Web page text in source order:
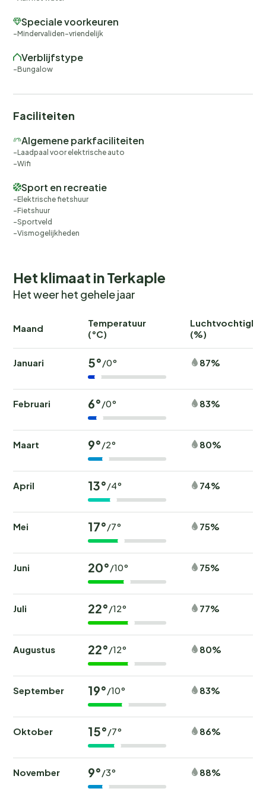
Speciale voorkeuren
Mindervaliden-vriendelijk
Verblijfstype
Bungalow
Faciliteiten
Algemene parkfaciliteiten
Laadpaal voor elektrische auto
Wifi
Sport en recreatie
Elektrische fietshuur
Fietshuur
Sportveld
Vismogelijkheden
Het klimaat in Terkaple
Het weer het gehele jaar
Maand
Temperatuur
(°C)
(%)
Januari 5°/0° 87%
Februari 6°/0° 83%
Maart 9°/2° 80%
April 13°/4° 74%
Mei 17°/7° 75%
Juni 20°/10° 75%
Juli 22°/12° 77%
Augustus 22°/12° 80%
September 19°/10° 83%
Oktober 15°/7° 86%
November 9°/3° 88%